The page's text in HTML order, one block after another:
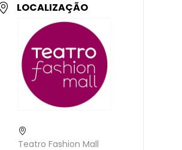
LOCALIZAÇÃO
Teatro Fashion Mall